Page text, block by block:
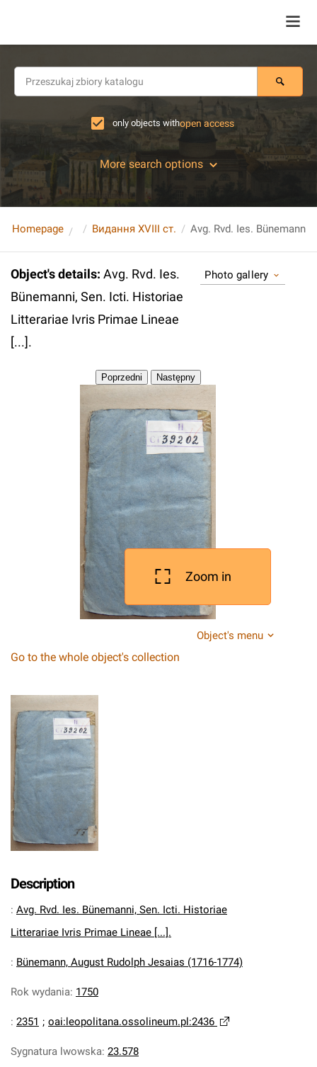
only objects withopen access
More search options
Homepage Видання XVIII ст.
Object's details: Avg. Rvd. Ies.
Bünemanni, Sen. Icti. Historiae
Litterariae Ivris Primae Lineae
[...].
Photo gallery
Zoom in
Object's menu
Go to the whole object's collection
Description
: Avg. Rvd. Ies. Bünemanni, Sen. Icti. Historiae
Litterariae Ivris Primae Lineae [...].
: Bünemann, August Rudolph Jesaias (1716-1774)
Rok wydania: 1750
: 2351 ; oai:leopolitana.ossolineum.pl:2436
Sygnatura lwowska: 23.578